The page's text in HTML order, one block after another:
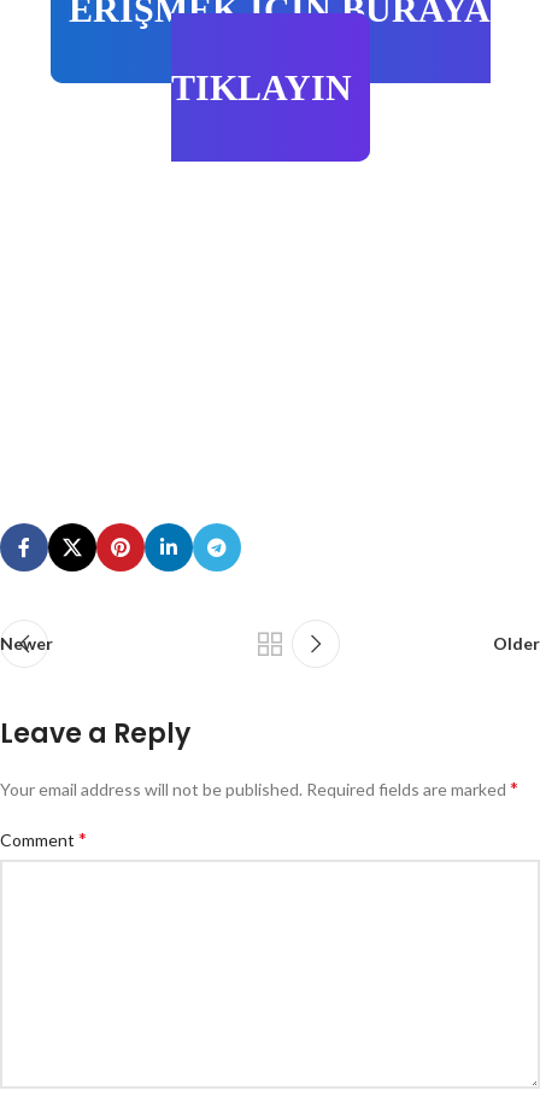
ERİŞMEK İÇİN BURAYA
TIKLAYIN
Newer Older
Leave a Reply
Your email address will not be published. Required fields are marked *
Comment *